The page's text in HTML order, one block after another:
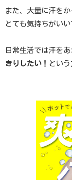
また、大量に汗を
とても気持ちがいい
日常生活では汗を
きりしたい！ とい